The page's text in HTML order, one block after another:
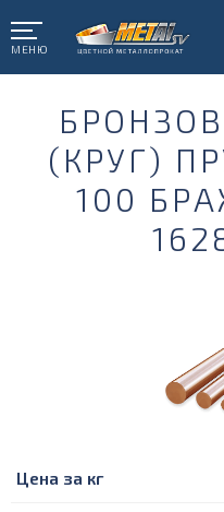
МЕНЮ
(КРУГ)
100
Цена за кг